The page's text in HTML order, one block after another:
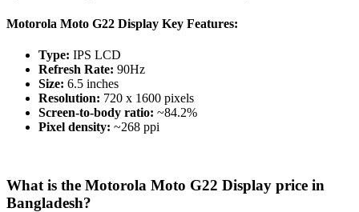
Motorola Moto G22 Display Key Features:
Type: IPS LCD
Refresh Rate: 90Hz
Size: 6.5 inches
Resolution: 720 x 1600 pixels
Screen-to-body ratio: ~84.2%
Pixel density: ~268 ppi
What is the Motorola Moto G22 Display price in
Bangladesh?